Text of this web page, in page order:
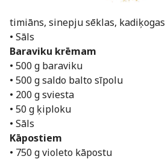
timiāns, sinepju sēklas, kadiķogas
• Sāls
Baraviku krēmam
• 500 g baraviku
• 500 g saldo balto sīpolu
• 200 g sviesta
• 50 g ķiploku
• Sāls
Kāpostiem
• 750 g violeto kāpostu